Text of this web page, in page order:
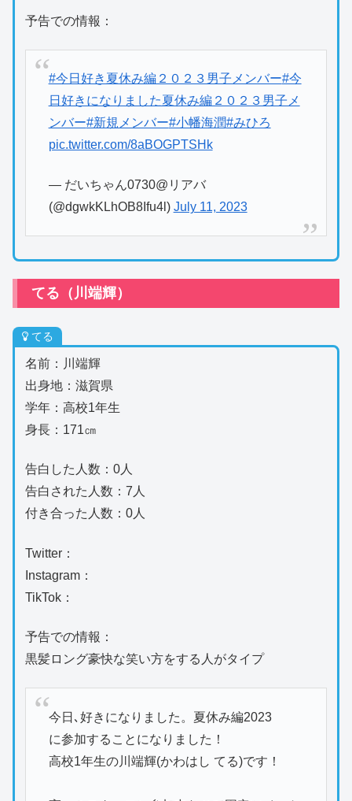
予告での情報：
#今日好き夏休み編２０２３男子メンバー#今
日好きになりました夏休み編２０２３男子メ
ンバー#新規メンバー#小幡海潤#みひろ
pic.twitter.com/8aBOGPTSHk
— だいちゃん0730@リアバ
(@dgwkKLhOB8Ifu4l) July 11, 2023
てる（川端輝）
てる
名前：川端輝
出身地：滋賀県
学年：高校1年生
身長：171㎝
告白した人数：0人
告白された人数：7人
付き合った人数：0人
Twitter：
Instagram：
TikTok：
予告での情報：
黒髪ロング豪快な笑い方をする人がタイプ
今日､好きになりました。夏休み編2023
に参加することになりました！
高校1年生の川端輝(かわはし てる)です！